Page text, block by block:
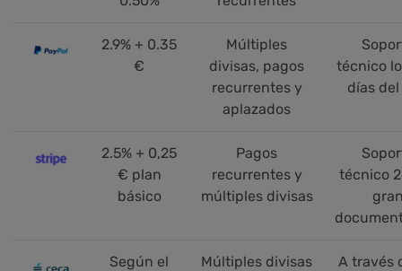
2.9% + 0.35
€
Múltiples
divisas, pagos
recurrentes y
aplazados
técnico
días
2.5% + 0,25
€ plan
básico
Pagos
recurrentes y
múltiples divisas
técnico
Según el
Múltiples divisas
A través